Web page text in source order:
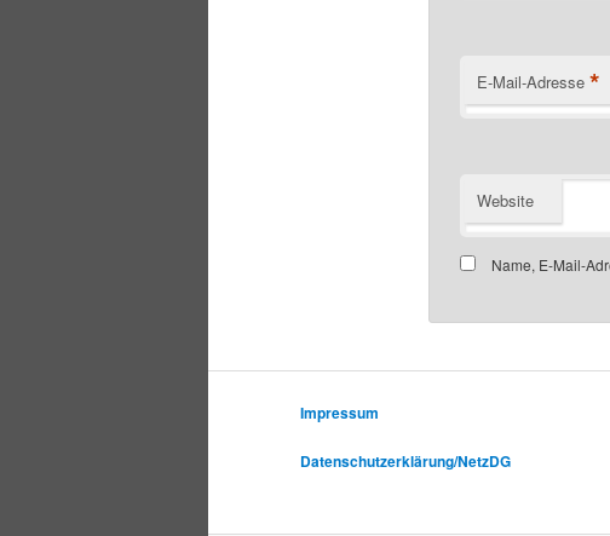
E-Mail-Adresse *
Website
Name, E-Mail-
Impressum
Datenschutzerklärung/NetzDG